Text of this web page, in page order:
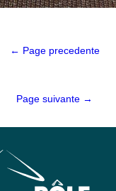
← Page precedente
Page suivante →